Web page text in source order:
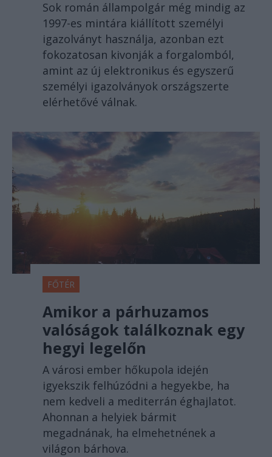
Sok román állampolgár még mindig az
1997-es mintára kiállított személyi
igazolványt használja, azonban ezt
fokozatosan kivonják a forgalomból,
amint az új elektronikus és egyszerű
személyi igazolványok országszerte
elérhetővé válnak.
FŐTÉR
Amikor a párhuzamos
valóságok találkoznak egy
hegyi legelőn
A városi ember hőkupola idején
igyekszik felhúzódni a hegyekbe, ha
nem kedveli a mediterrán éghajlatot.
Ahonnan a helyiek bármit
megadnának, ha elmehetnének a
világon bárhova.